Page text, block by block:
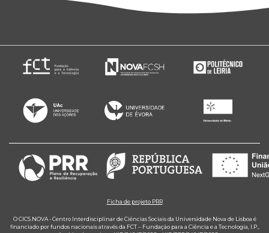
Ficha de projeto PRR
O CICS.NOVA - Centro Interdisciplinar de Ciências Sociais da Universidade Nova de Lisboa é
financiado por fundos nacionais através da FCT – Fundação para a Ciência e a Tecnologia, I.P.,